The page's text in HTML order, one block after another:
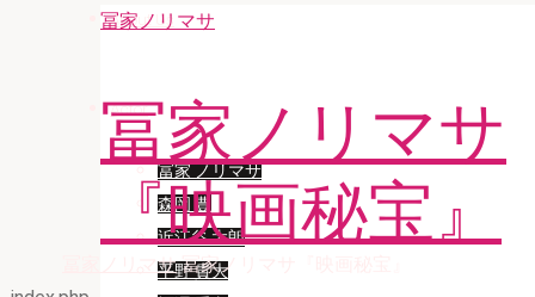
About Us
Actor
冨家 ノリマサ
森岡 豊
近江谷 太朗
平野 貴大
冨家ノリマサ 冨家ノリマサ『映画秘宝』
冨家ノリマサ
冨家ノリマサ
『映画秘宝』